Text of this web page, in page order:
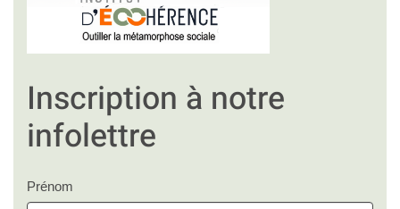
Inscription à notre
infolettre
Prénom